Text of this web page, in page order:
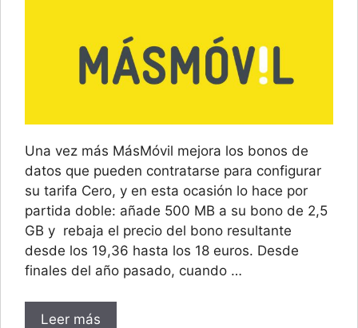
Una vez más MásMóvil mejora los bonos de
datos que pueden contratarse para configurar
su tarifa Cero, y en esta ocasión lo hace por
partida doble: añade 500 MB a su bono de 2,5
GB y rebaja el precio del bono resultante
desde los 19,36 hasta los 18 euros. Desde
finales del año pasado, cuando …
Leer más